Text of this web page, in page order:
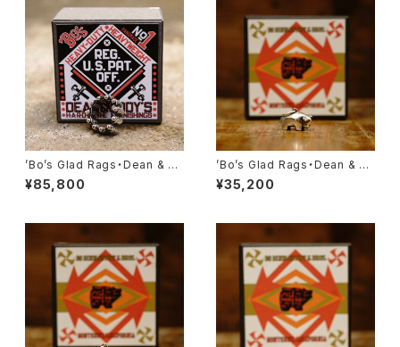
’Bo’s Glad Rags・Dean & C
ody’s Hardware Furnishing
s Caterpillar Belt Silver Rin
¥85,800
’Bo’s Glad Rags・Dean & C
ody’s Traveler’s Charm Pu
eblo Crafts Figured Sterlin
¥35,200